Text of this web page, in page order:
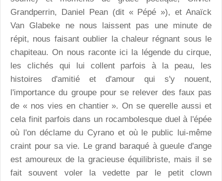
Grandperrin, Daniel Pean (dit « Pépé »), et Anaïck
Van Glabeke ne nous laissent pas une minute de
répit, nous faisant oublier la chaleur régnant sous le
chapiteau. On nous raconte ici la légende du cirque,
les clichés qui lui collent parfois à la peau, les
histoires d'amitié et d'amour qui s'y nouent,
l'importance du groupe pour se relever des faux pas
de « nos vies en chantier ». On se querelle aussi et
cela finit parfois dans un rocambolesque duel à l'épée
où l'on déclame du Cyrano et où le public lui-même
craint pour sa vie. Le grand baraqué à gueule d'ange
est amoureux de la gracieuse équilibriste, mais il se
fait souvent voler la vedette par le petit clown